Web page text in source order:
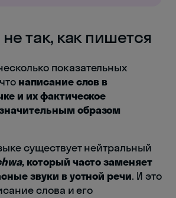
так, как пишется
показательных
написание слов в
и их фактическое
образом
существует нейтральный
, который часто заменяет
звуки в устной речи. И это
слова и его